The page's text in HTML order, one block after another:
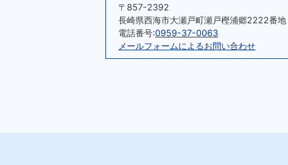
〒857-2392
長崎県西海市大瀬戸町瀬戸樫浦郷2222番地
電話番号:0959-37-0063
メールフォームによるお問い合わせ